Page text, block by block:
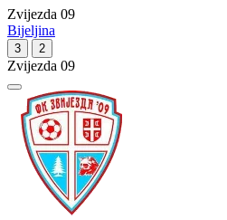
Zvijezda 09
Bijeljina
3 2
Zvijezda 09